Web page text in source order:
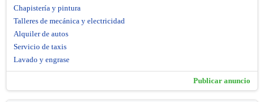
Chapistería y pintura
Talleres de mecánica y electricidad
Alquiler de autos
Servicio de taxis
Lavado y engrase
Publicar anuncio